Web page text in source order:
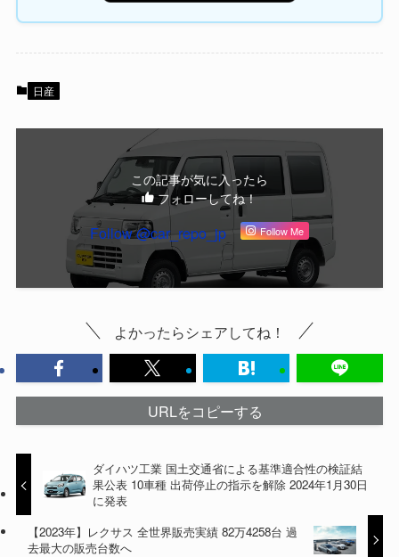
日産
この記事が気に入ったら
フォローしてね！
Follow @car_repo_jp Follow Me
よかったらシェアしてね！
URLをコピーする
ダイハツ工業 国土交通省による基準適合性の検証結
果公表 10車種 出荷停止の指示を解除 2024年1月30日
に発表
【2023年】レクサス 全世界販売実績 82万4258台 過
去最大の販売台数へ